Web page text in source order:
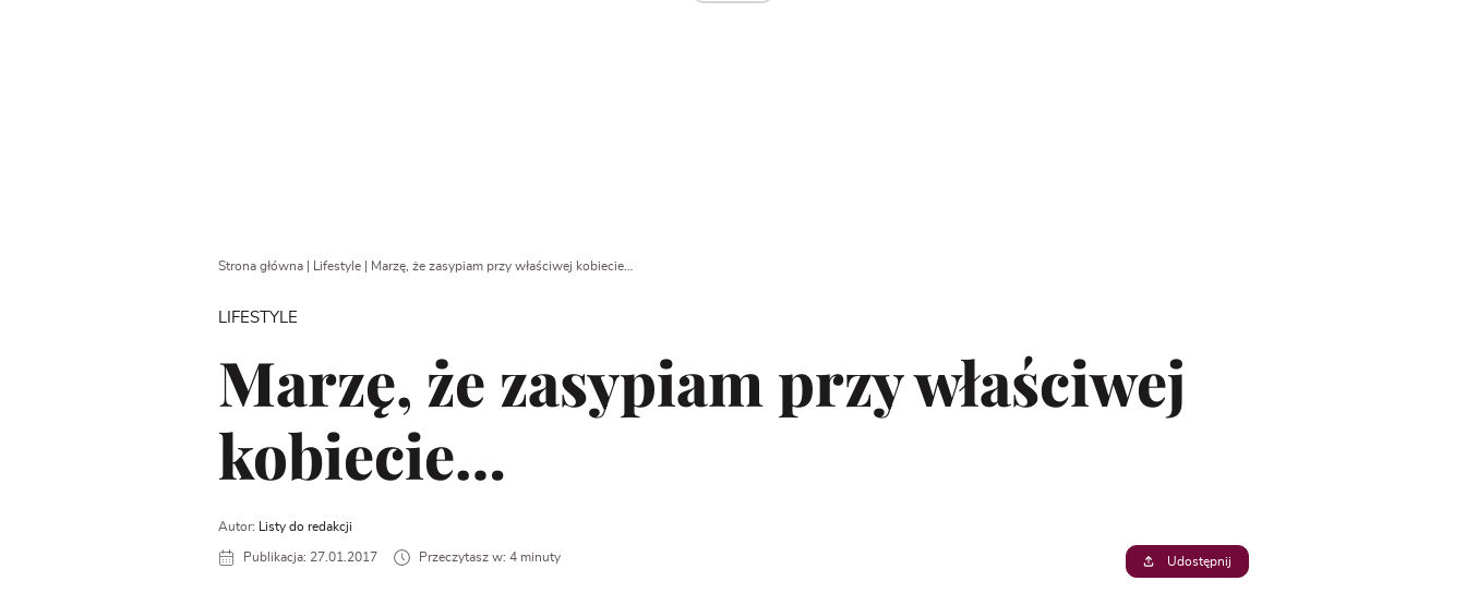
Strona główna| Lifestyle| Marzę, że zasypiam przy właściwej kobiecie…
LIFESTYLE
Marzę, że zasypiam przy właściwej
kobiecie…
Autor: Listy do redakcji
Publikacja: 27.01.2017 Przeczytasz w: 4 minuty Udostępnij